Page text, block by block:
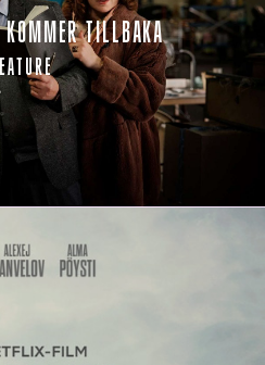
KOMMER TILLBAKA